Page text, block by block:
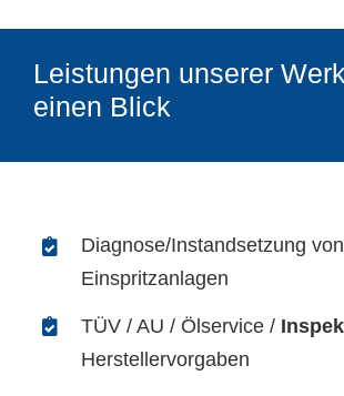
Leistungen unserer
einen Blick
Diagnose/Instandsetzung
Einspritzanlagen
TÜV / AU / Ölservice /
Herstellervorgaben